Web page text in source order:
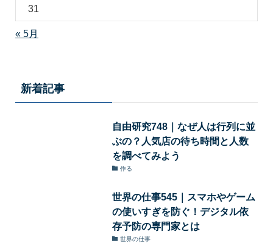
31
« 5月
新着記事
自由研究748｜なぜ人は行列に並
ぶの？人気店の待ち時間と人数
を調べてみよう
作る
世界の仕事545｜スマホやゲーム
の使いすぎを防ぐ！デジタル依
存予防の専門家とは
世界の仕事